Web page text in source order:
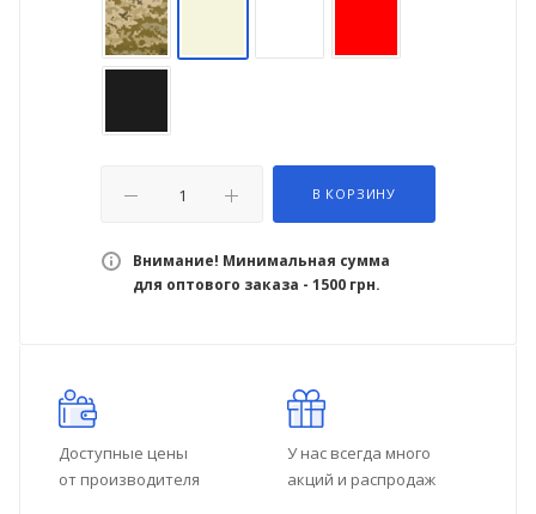
В КОРЗИНУ
Внимание! Минимальная сумма
для оптового заказа - 1500 грн.
Доступные цены
от производителя
У нас всегда много
акций и распродаж